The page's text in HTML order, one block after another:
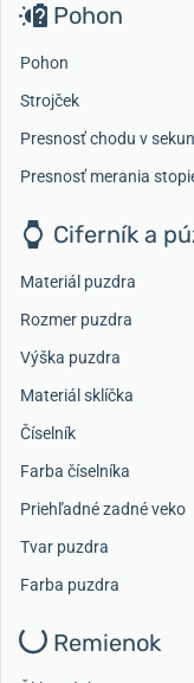
Pohon
Pohon
Strojček
Presnosť chodu v
Presnosť merania
Ciferník a
Materiál puzdra
Rozmer puzdra
Výška puzdra
Materiál sklíčka
Číselník
Farba číselníka
Priehľadné zadné veko
Tvar puzdra
Farba puzdra
Remienok